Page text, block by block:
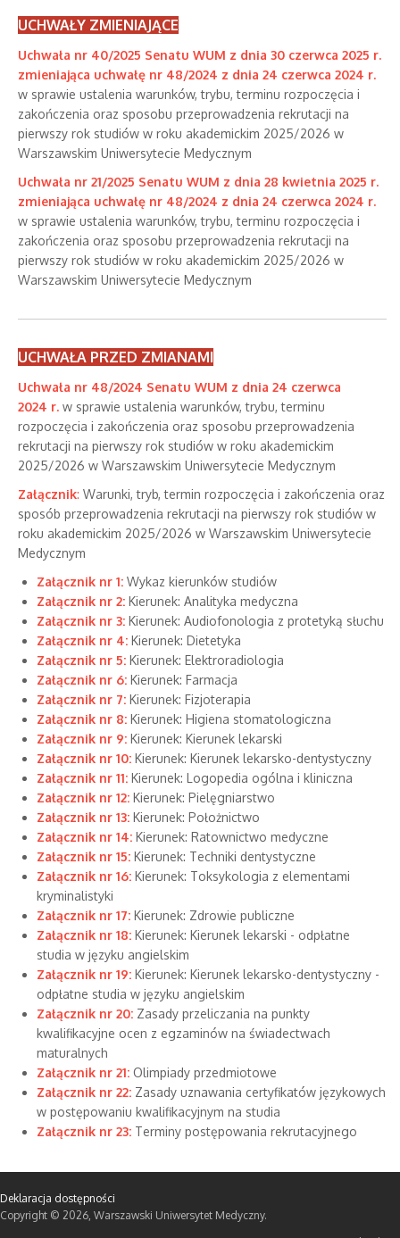
UCHWAŁY ZMIENIAJĄCE
Uchwała nr 40/2025 Senatu WUM z dnia 30 czerwca 2025 r.
zmieniająca uchwałę nr 48/2024 z dnia 24 czerwca 2024 r.
w sprawie ustalenia warunków, trybu, terminu rozpoczęcia i
zakończenia oraz sposobu przeprowadzenia rekrutacji na
pierwszy rok studiów w roku akademickim 2025/2026 w
Warszawskim Uniwersytecie Medycznym
Uchwała nr 21/2025 Senatu WUM z dnia 28 kwietnia 2025 r.
zmieniająca uchwałę nr 48/2024 z dnia 24 czerwca 2024 r.
w sprawie ustalenia warunków, trybu, terminu rozpoczęcia i
zakończenia oraz sposobu przeprowadzenia rekrutacji na
pierwszy rok studiów w roku akademickim 2025/2026 w
Warszawskim Uniwersytecie Medycznym
UCHWAŁA PRZED ZMIANAMI
Uchwała nr 48/2024 Senatu WUM z dnia 24 czerwca
2024 r. w sprawie ustalenia warunków, trybu, terminu
rozpoczęcia i zakończenia oraz sposobu przeprowadzenia
rekrutacji na pierwszy rok studiów w roku akademickim
2025/2026 w Warszawskim Uniwersytecie Medycznym
Załącznik: Warunki, tryb, termin rozpoczęcia i zakończenia oraz
sposób przeprowadzenia rekrutacji na pierwszy rok studiów w
roku akademickim 2025/2026 w Warszawskim Uniwersytecie
Medycznym
Załącznik nr 1: Wykaz kierunków studiów
Załącznik nr 2: Kierunek: Analityka medyczna
Załącznik nr 3: Kierunek: Audiofonologia z protetyką słuchu
Załącznik nr 4: Kierunek: Dietetyka
Załącznik nr 5: Kierunek: Elektroradiologia
Załącznik nr 6: Kierunek: Farmacja
Załącznik nr 7: Kierunek: Fizjoterapia
Załącznik nr 8: Kierunek: Higiena stomatologiczna
Załącznik nr 9: Kierunek: Kierunek lekarski
Załącznik nr 10: Kierunek: Kierunek lekarsko-dentystyczny
Załącznik nr 11: Kierunek: Logopedia ogólna i kliniczna
Załącznik nr 12: Kierunek: Pielęgniarstwo
Załącznik nr 13: Kierunek: Położnictwo
Załącznik nr 14: Kierunek: Ratownictwo medyczne
Załącznik nr 15: Kierunek: Techniki dentystyczne
Załącznik nr 16: Kierunek: Toksykologia z elementami
kryminalistyki
Załącznik nr 17: Kierunek: Zdrowie publiczne
Załącznik nr 18: Kierunek: Kierunek lekarski - odpłatne
studia w języku angielskim
Załącznik nr 19: Kierunek: Kierunek lekarsko-dentystyczny -
odpłatne studia w języku angielskim
Załącznik nr 20: Zasady przeliczania na punkty
kwalifikacyjne ocen z egzaminów na świadectwach
maturalnych
Załącznik nr 21: Olimpiady przedmiotowe
Załącznik nr 22: Zasady uznawania certyfikatów językowych
w postępowaniu kwalifikacyjnym na studia
Załącznik nr 23: Terminy postępowania rekrutacyjnego
Deklaracja dostępności
Copyright © 2026, Warszawski Uniwersytet Medyczny.